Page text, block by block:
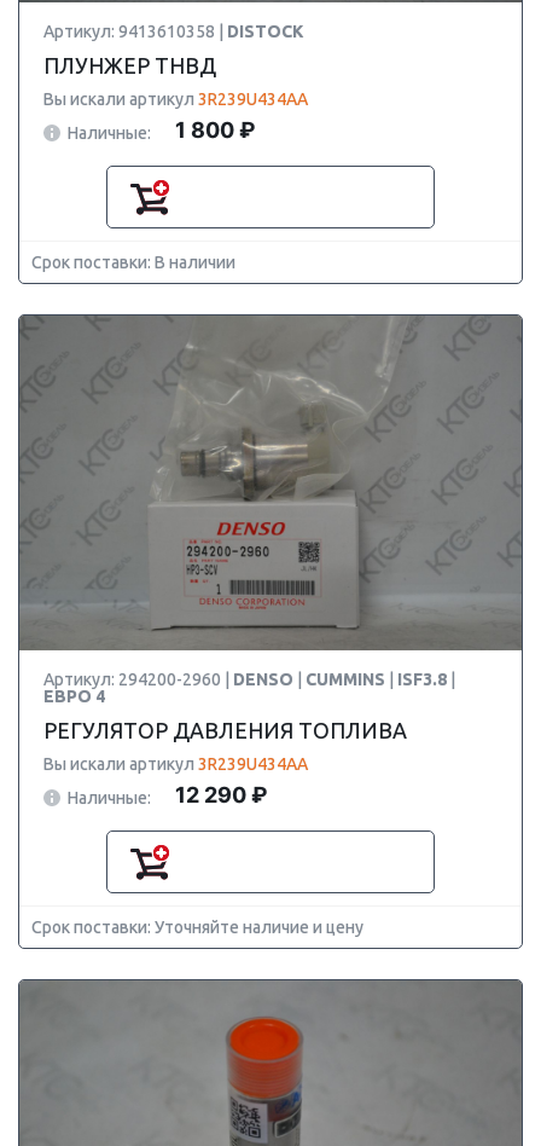
Артикул: 9413610358 | DISTOCK
ПЛУНЖЕР ТНВД
Вы искали артикул 3R239U434AA
Наличные:
1 800 ₽
Срок поставки: В наличии
Артикул: 294200-2960 | DENSO CUMMINS ISF3.8
ЕВРО 4
РЕГУЛЯТОР ДАВЛЕНИЯ ТОПЛИВА
Вы искали артикул 3R239U434AA
Наличные:
12 290 ₽
Срок поставки: Уточняйте наличие и цену